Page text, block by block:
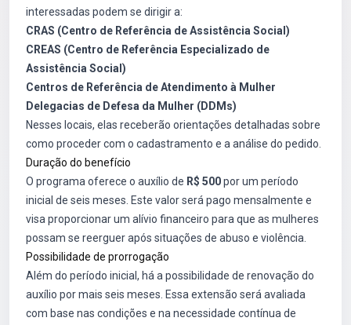
interessadas podem se dirigir a:
CRAS (Centro de Referência de Assistência Social)
CREAS (Centro de Referência Especializado de
Assistência Social)
Centros de Referência de Atendimento à Mulher
Delegacias de Defesa da Mulher (DDMs)
Nesses locais, elas receberão orientações detalhadas sobre
como proceder com o cadastramento e a análise do pedido.
Duração do benefício
O programa oferece o auxílio de R$ 500por um período
inicial de seis meses. Este valor será pago mensalmente e
visa proporcionar um alívio financeiro para que as mulheres
possam se reerguer após situações de abuso e violência.
Possibilidade de prorrogação
Além do período inicial, há a possibilidade de renovação do
auxílio por mais seis meses. Essa extensão será avaliada
com base nas condições e na necessidade contínua de